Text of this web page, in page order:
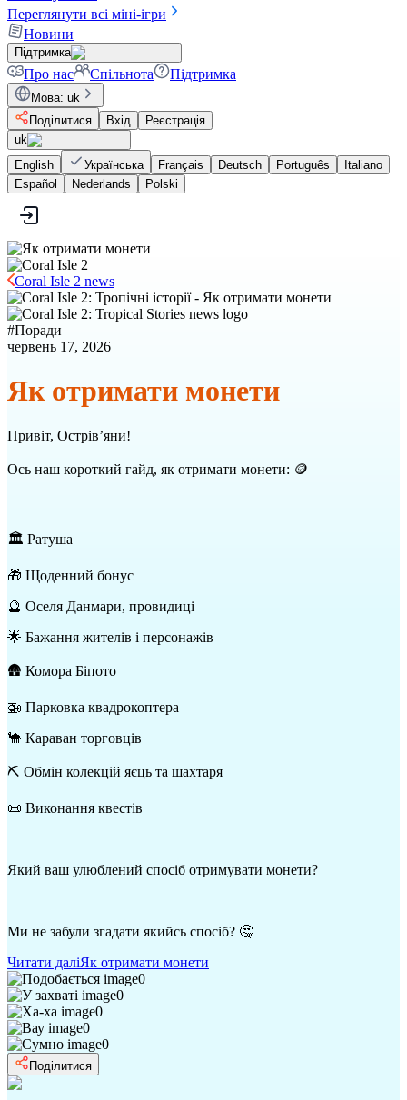
Переглянути всі міні-ігри
Новини
Підтримка
Про нас Спільнота Підтримка
Мова: uk
Поділитися
Вхід
Реєстрація
uk
English
Українська Français Deutsch Português
Italiano
Español
Nederlands Polski
Coral Isle 2 news
#Поради
червень 17, 2026
Як отримати монети
Привіт, Острів’яни!
Ось наш короткий гайд, як отримати монети: 🪙
🏛️ Ратуша
🎁 Щоденний бонус
🔮 Оселя Данмари, провидиці
🌟 Бажання жителів і персонажів
🛖 Комора Біпото
🚁 Парковка квадрокоптера
🐪 Караван торговців
⛏️ Обмін колекцій яєць та шахтаря
📜 Виконання квестів
Який ваш улюблений спосіб отримувати монети?
Ми не забули згадати якийсь спосіб? 🤔
Читати даліЯк отримати монети
0
0
0
0
0
Поділитися